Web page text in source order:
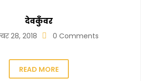
देवकुँवर
28, 2018 0 Comments
READ MORE